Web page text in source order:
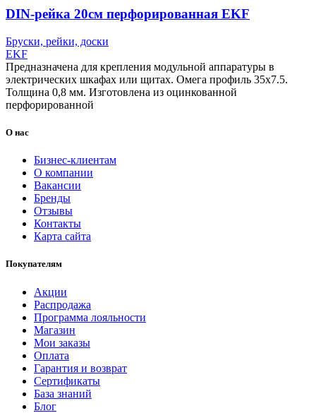
DIN-рейка 20см перфорированная EKF
Бруски, рейки, доски
EKF
Предназначена для крепления модульной аппаратуры в
электрических шкафах или щитах. Омега профиль 35х7.5.
Толщина 0,8 мм. Изготовлена из оцинкованной
перфорированной
О нас
Бизнес-клиентам
О компании
Вакансии
Бренды
Отзывы
Контакты
Карта сайта
Покупателям
Акции
Распродажа
Программа лояльности
Магазин
Мои заказы
Оплата
Гарантия и возврат
Сертификаты
База знаний
Блог